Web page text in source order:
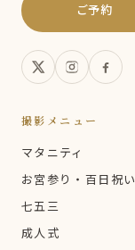
ご予約
撮影メニュー
マタニティ
お宮参り・百日祝い
七五三
成人式